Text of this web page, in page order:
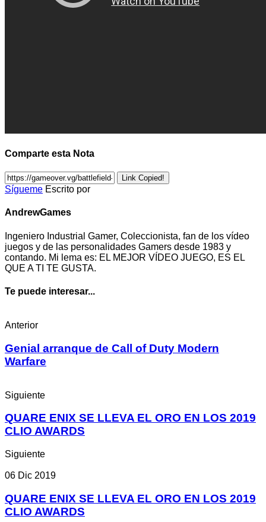
Comparte esta Nota
Link Copied!
Sígueme Escrito por
AndrewGames
Ingeniero Industrial Gamer, Coleccionista, fan de los vídeo
juegos y de las personalidades Gamers desde 1983 y
contando. Mi lema es: EL MEJOR VÍDEO JUEGO, ES EL
QUE A TI TE GUSTA.
Te puede interesar...
Anterior
Genial arranque de Call of Duty Modern
Warfare
Siguiente
QUARE ENIX SE LLEVA EL ORO EN LOS 2019
CLIO AWARDS
Siguiente
06 Dic 2019
QUARE ENIX SE LLEVA EL ORO EN LOS 2019
CLIO AWARDS